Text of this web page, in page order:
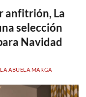
anfitrión, La
selección
Navidad
LA ABUELA MARGA